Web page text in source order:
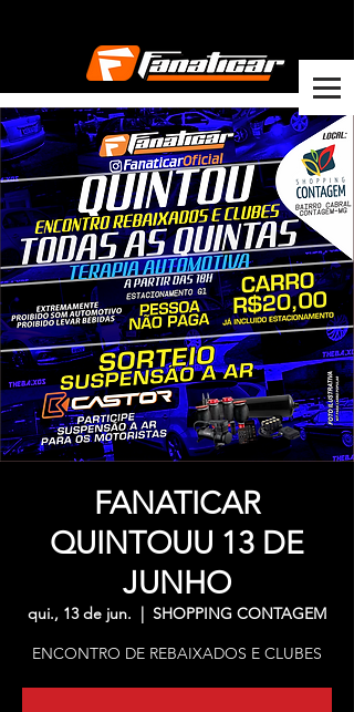
FANATICAR
QUINTOUU 13 DE
JUNHO
qui., 13 de jun.
  |
SHOPPING CONTAGEM
ENCONTRO DE REBAIXADOS E CLUBES